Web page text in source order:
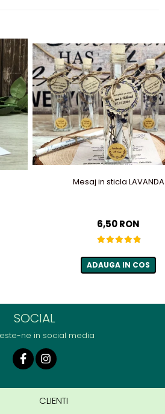
Mesaj in sticla LAVANDA
6,50 RON
ADAUGA IN COS
SOCIAL
ne in social media
CLIENTI